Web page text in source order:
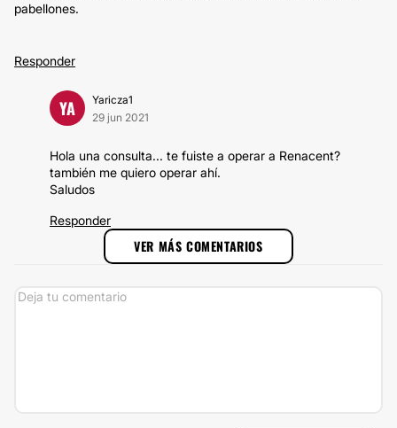
pabellones.
Responder
YA
Yaricza1
29 jun 2021
Hola una consulta... te fuiste a operar a Renacent?
también me quiero operar ahí.
Saludos
Responder
VER MÁS COMENTARIOS